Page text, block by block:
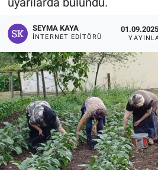
SEYMA KAYA
İNTERNET EDITÖRÜ
Spor
Resmi İlan
Son Dakika Haberleri
Haber Arşivi